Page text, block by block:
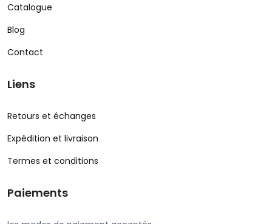
Catalogue
Blog
Contact
Liens
Retours et échanges
Expédition et livraison
Termes et conditions
Paiements